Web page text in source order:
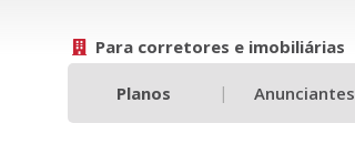
Para corretores e imobiliárias
Planos | Anunciantes